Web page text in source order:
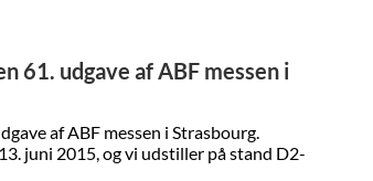
61. udgave af ABF messen i
af ABF messen i Strasbourg.
juni 2015, og vi udstiller på stand D2-